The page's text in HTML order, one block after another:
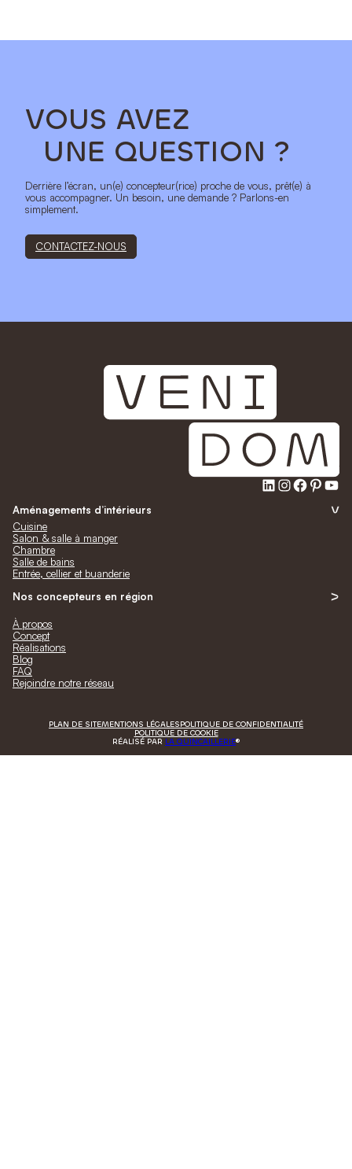
VOUS AVEZ
UNE QUESTION ?
Derrière l’écran, un(e) concepteur(rice) proche de vous, prêt(e) à
vous accompagner. Un besoin, une demande ? Parlons-en
simplement.
CONTACTEZ-NOUS
LinkedIn
Aménagements d’intérieurs
Cuisine
Salon & salle à manger
Chambre
Salle de bains
Entrée, cellier et buanderie
Nos concepteurs en région
À propos
Concept
Réalisations
Blog
FAQ
Rejoindre notre réseau
PLAN DE SITEMENTIONS LÉGALESPOLITIQUE DE CONFIDENTIALITÉ
POLITIQUE DE COOKIE
RÉALISÉ PAR LA QUINCAILLERIE®